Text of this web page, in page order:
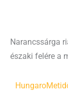
Narancssárga
északi felére a
HungaroMet